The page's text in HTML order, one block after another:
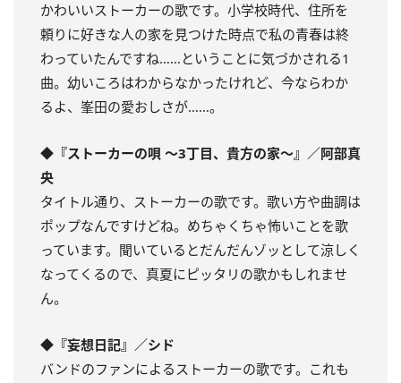
かわいいストーカーの歌です。小学校時代、住所を
頼りに好きな人の家を見つけた時点で私の青春は終
わっていたんですね……ということに気づかされる1
曲。幼いころはわからなかったけれど、今ならわか
るよ、峯田の愛おしさが……。
◆『ストーカーの唄 ～3丁目、貴方の家～』／阿部真
央
タイトル通り、ストーカーの歌です。歌い方や曲調は
ポップなんですけどね。めちゃくちゃ怖いことを歌
っています。聞いているとだんだんゾッとして涼しく
なってくるので、真夏にピッタリの歌かもしれませ
ん。
◆『妄想日記』／シド
バンドのファンによるストーカーの歌です。これも